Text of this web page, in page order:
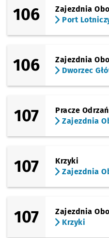
106
Zajezdnia
Port
106
Zajezdnia
Dworzec
107
Pracze
Zajezdnia
107
Krzyki
Zajezdnia
107
Zajezdnia
Krzyki